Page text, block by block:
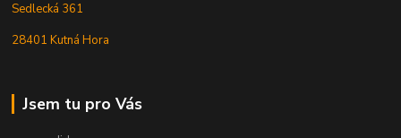
Sedlecká 361
28401 Kutná Hora
Jsem tu pro Vás